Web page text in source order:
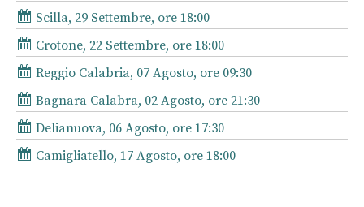
Scilla, 29 Settembre, ore 18:00
Crotone, 22 Settembre, ore 18:00
Reggio Calabria, 07 Agosto, ore 09:30
Bagnara Calabra, 02 Agosto, ore 21:30
Delianuova, 06 Agosto, ore 17:30
Camigliatello, 17 Agosto, ore 18:00